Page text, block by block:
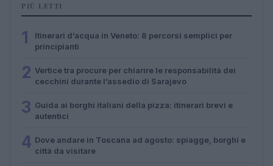
PIÙ LETTI
1
Itinerari d’acqua in Veneto: 8 percorsi semplici per
principianti
2 Vertice tra procure per chiarire le responsabilità dei
cecchini durante l’assedio di Sarajevo
3 Guida ai borghi italiani della pizza: itinerari brevi e
autentici
4 Dove andare in Toscana ad agosto: spiagge, borghi e
città da visitare